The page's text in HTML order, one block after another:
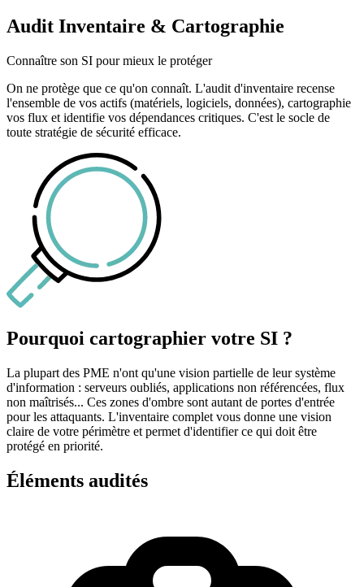
Audit Inventaire & Cartographie
Connaître son SI pour mieux le protéger
On ne protège que ce qu'on connaît. L'audit d'inventaire recense
l'ensemble de vos actifs (matériels, logiciels, données), cartographie
vos flux et identifie vos dépendances critiques. C'est le socle de
toute stratégie de sécurité efficace.
Pourquoi cartographier votre SI ?
La plupart des PME n'ont qu'une vision partielle de leur système
d'information : serveurs oubliés, applications non référencées, flux
non maîtrisés... Ces zones d'ombre sont autant de portes d'entrée
pour les attaquants. L'inventaire complet vous donne une vision
claire de votre périmètre et permet d'identifier ce qui doit être
protégé en priorité.
Éléments audités